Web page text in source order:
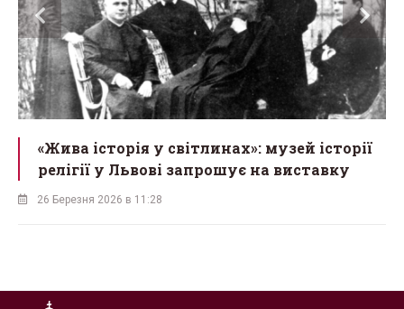
«Жива історія у світлинах»: музей історії
релігії у Львові запрошує на виставку
26 Березня 2026 в 11:28